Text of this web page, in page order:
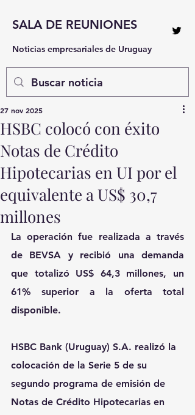
SALA DE REUNIONES
Noticias empresariales de Uruguay
HSBC colocó con éxito
Notas de Crédito
Hipotecarias en UI por el
equivalente a US$ 30,7
millones
27 nov 2025
La operación fue realizada a través
de BEVSA y recibió una demanda
que totalizó US$ 64,3 millones, un
61% superior a la oferta total
disponible.
HSBC Bank (Uruguay) S.A. realizó la
colocación de la Serie 5 de su
segundo programa de emisión de
Notas de Crédito Hipotecarias en